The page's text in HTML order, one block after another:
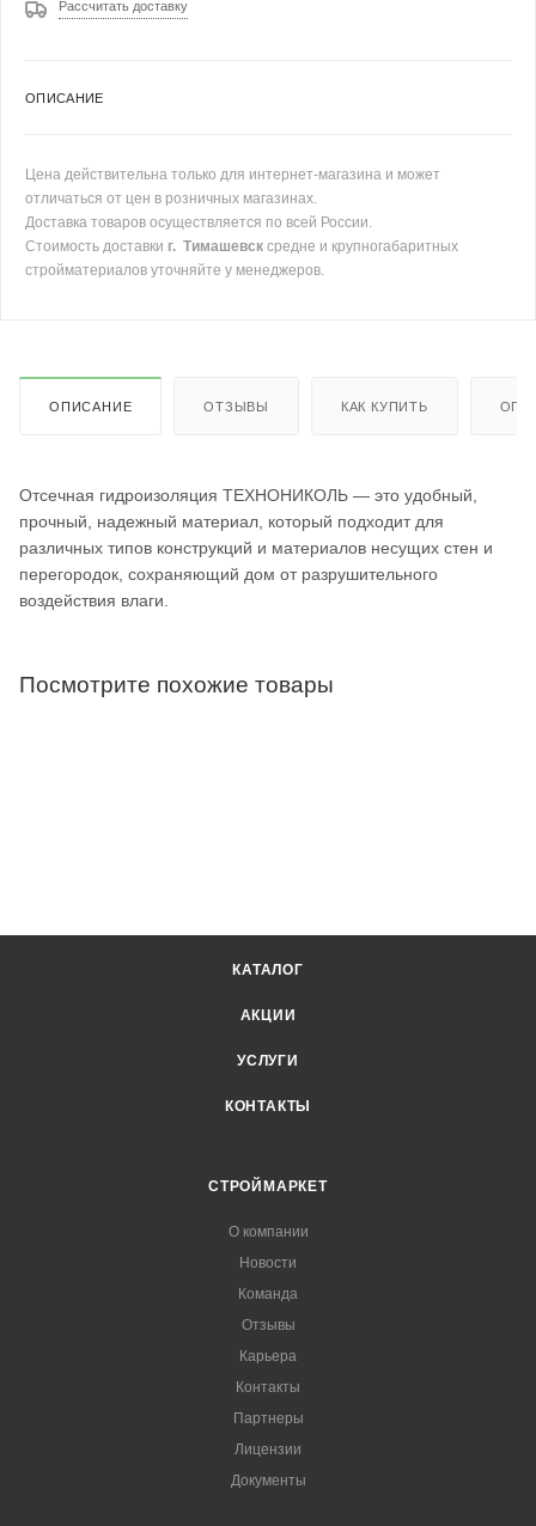
Рассчитать доставку
ОПИСАНИЕ
Цена действительна только для интернет-магазина и может
отличаться от цен в розничных магазинах.
Доставка товаров осуществляется по всей России.
Стоимость доставки г. Тимашевск средне и крупногабаритных
стройматериалов уточняйте у менеджеров.
ОПИСАНИЕ ОТЗЫВЫ КАК КУПИТЬ
Отсечная гидроизоляция ТЕХНОНИКОЛЬ — это удобный,
прочный, надежный материал, который подходит для
различных типов конструкций и материалов несущих стен и
перегородок, сохраняющий дом от разрушительного
воздействия влаги.
Посмотрите похожие товары
КАТАЛОГ
АКЦИИ
УСЛУГИ
КОНТАКТЫ
СТРОЙМАРКЕТ
О компании
Новости
Команда
Отзывы
Карьера
Контакты
Партнеры
Лицензии
Документы